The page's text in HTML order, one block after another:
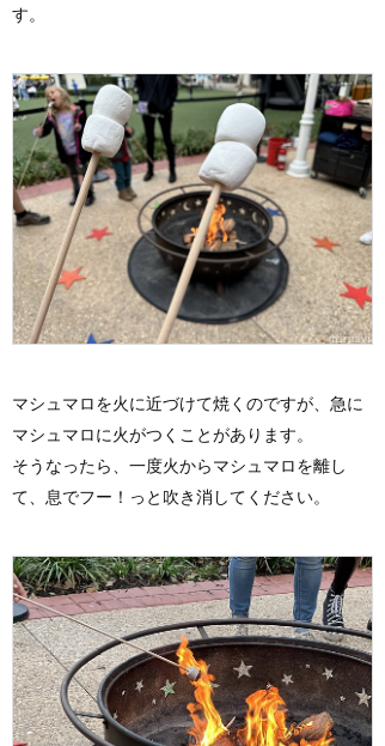
す。
マシュマロを火に近づけて焼くのですが、急に
マシュマロに火がつくことがあります。
そうなったら、一度火からマシュマロを離し
て、息でフー！っと吹き消してください。